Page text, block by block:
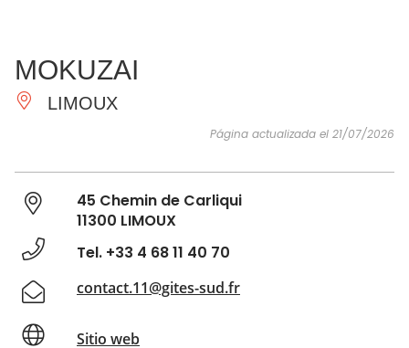
IMPRESCINDIBLES
MOKUZAI
LIMOUX
Página actualizada el 21/07/2026
45 Chemin de Carliqui
11300 LIMOUX
Tel. +33 4 68 11 40 70
contact.11@gites-sud.fr
Sitio web